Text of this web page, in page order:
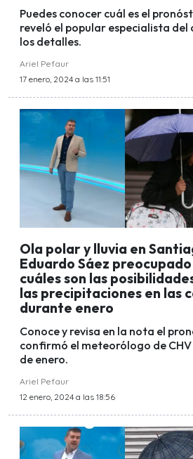
Puedes conocer cuál es el
reveló el popular especialista del
los detalles.
Ariel Pefaur
17 enero, 2024 a las 11:51
Ola polar y lluvia en
Eduardo Sáez
cuáles son las
las precipitaciones en las
durante enero
Conoce y revisa en la nota el
confirmó el meteorólogo de
de enero.
Ariel Pefaur
12 enero, 2024 a las 18:56